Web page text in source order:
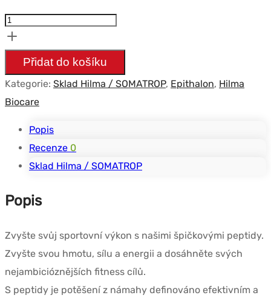
Epithalon
10mg/vial
-
HILMA
Přidat do košíku
Kategorie: Sklad Hilma / SOMATROP, Epithalon, Hilma
Biocare
Popis
Recenze 0
Sklad Hilma / SOMATROP
Popis
Zvyšte svůj sportovní výkon s našimi špičkovými peptidy.
Zvyšte svou hmotu, sílu a energii a dosáhněte svých
nejambicióznějších fitness cílů.
S peptidy je potěšení z námahy definováno efektivním a